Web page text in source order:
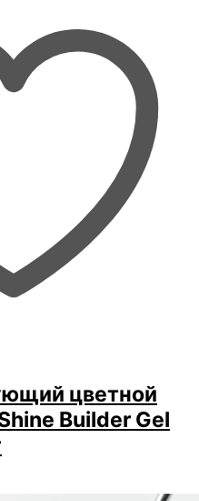
цветной
Builder Gel